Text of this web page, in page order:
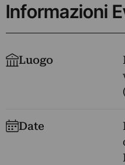
Informazioni
Luogo
Date
X
LinkedIn
Pinterest